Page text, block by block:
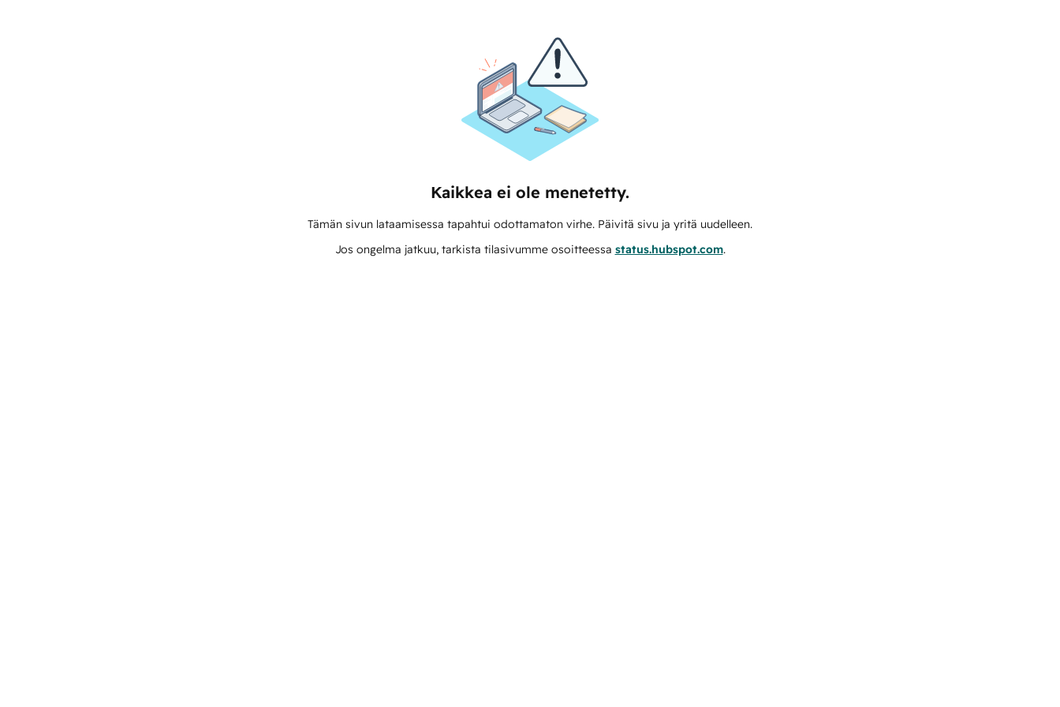
Kaikkea ei ole menetetty.
Tämän sivun lataamisessa tapahtui odottamaton virhe. Päivitä sivu ja yritä uudelleen.
Jos ongelma jatkuu, tarkista tilasivumme osoitteessa status.hubspot.com.